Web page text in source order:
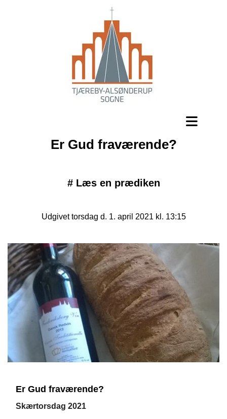
Er Gud fraværende?
# Læs en prædiken
Udgivet torsdag d. 1. april 2021 kl. 13:15
Er Gud fraværende?
Skærtorsdag 2021